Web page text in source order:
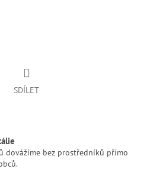
SDÍLET
dovážíme bez prostředníků přímo